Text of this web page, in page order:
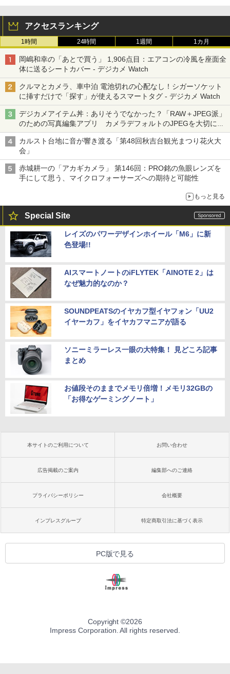
アクセスランキング
1時間 24時間 1週間 1カ月
岡嶋和幸の「あとで買う」 1,906点目：エアコンの冷風を座面全
体に送るシートカバー - デジカメ Watch
クルマとカメラ、車中泊 電池切れの心配なし！シガーソケット
に挿すだけで「探す」が使えるスマートタグ - デジカメ Watch
デジカメアイテム丼：ありそうでなかった？「RAW＋JPEG派」
のための写真編集アプリ カメラデフォルトのJPEGを大切にす
る「Filmator」
カルスト台地に音が響き渡る「第48回秋吉台観光まつり花火大
会」
赤城耕一の「アカギカメラ」 第146回：PRO銘の魚眼レンズを
手にして思う、マイクロフォーサーズへの期待と可能性
もっと見る
Special Site
レイズのパワーデザインホイール「M6」に新
色登場!!
AIスマートノートのiFLYTEK「AINOTE 2」は
なぜ魅力的なのか？
SOUNDPEATSのイヤカフ型イヤフォン「UU2
イヤーカフ」をイヤカフマニアが語る
ソニーミラーレス一眼の大特集！ 見どころ記事
まとめ
お値段そのままでメモリ倍増！メモリ32GBの
「お得なゲーミングノート」
本サイトのご利用について お問い合わせ
広告掲載のご案内 編集部へのご連絡
プライバシーポリシー 会社概要
インプレスグループ 特定商取引法に基づく表示
PC版で見る
Copyright ©2026
Impress Corporation. All rights reserved.